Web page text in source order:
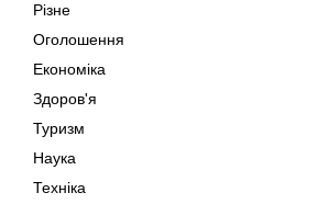
Різне
Оголошення
Економіка
Здоров'я
Туризм
Наука
Техніка